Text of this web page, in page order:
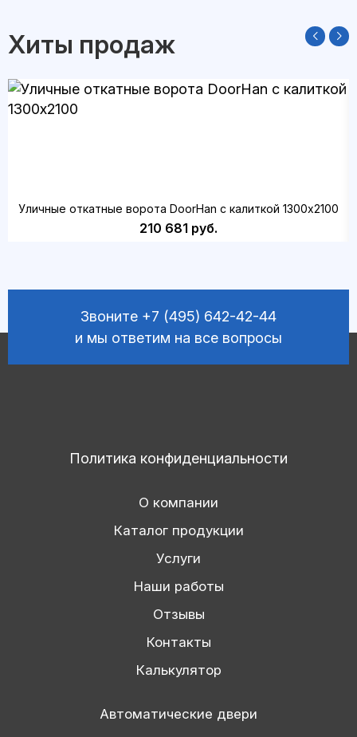
Хиты продаж
Уличные откатные ворота DoorHan с калиткой 1300х2100
210 681 руб.
Звоните +7 (495) 642-42-44
и мы ответим на все вопросы
Политика конфиденциальности
О компании
Каталог продукции
Услуги
Наши работы
Отзывы
Контакты
Калькулятор
Автоматические двери